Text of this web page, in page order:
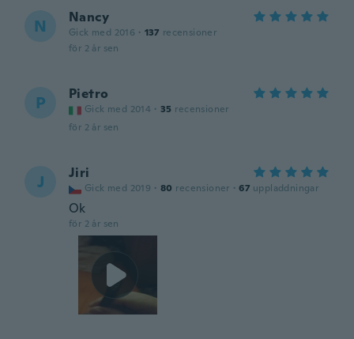
N Nancy
Gick med 2016 · 137 recensioner
för 2 år sen
P Pietro
Gick med 2014 · 35 recensioner
för 2 år sen
J Jiri
Gick med 2019 · 80 recensioner · 67 uppladdningar
Ok
för 2 år sen